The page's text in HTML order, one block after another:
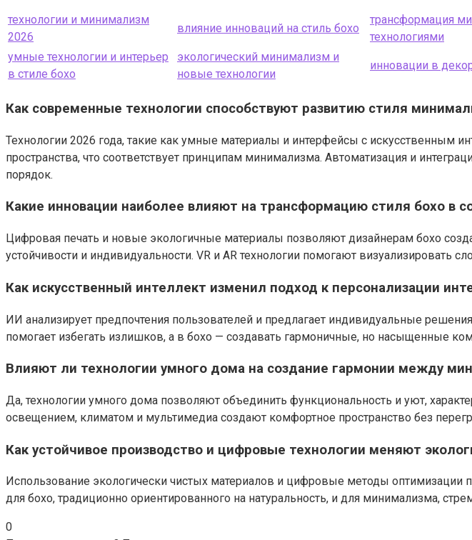
технологии и минимализм
2026
влияние инноваций на стиль бохо
трансформация
технологиями
умные технологии и интерьер
в стиле бохо
экологический минимализм и
новые технологии
инновации в
Как современные технологии способствуют развитию стиля
Технологии 2026 года, такие как умные материалы и интерфейсы с искусственным
пространства, что соответствует принципам минимализма. Автоматизация и
порядок.
Какие инновации наиболее влияют на трансформацию стиля бохо в
Цифровая печать и новые экологичные материалы позволяют дизайнерам бохо
устойчивости и индивидуальности. VR и AR технологии помогают
Как искусственный интеллект изменил подход к персонализации
ИИ анализирует предпочтения пользователей и предлагает индивидуальные
помогает избегать излишков, а в бохо — создавать гармоничные, но насыщенные
Влияют ли технологии умного дома на создание гармонии между
Да, технологии умного дома позволяют объединить функциональность и уют,
освещением, климатом и мультимедиа создают комфортное пространство без
Как устойчивое производство и цифровые технологии меняют
Использование экологически чистых материалов и цифровые методы
для бохо, традиционно ориентированного на натуральность, и для минимализма,
0